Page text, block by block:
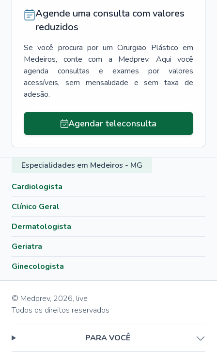
Agende uma consulta com valores
reduzidos
Se você procura por um Cirurgião Plástico em
Medeiros, conte com a Medprev. Aqui você
agenda consultas e exames por valores
acessíveis, sem mensalidade e sem taxa de
adesão.
Agendar teleconsulta
Especialidades em Medeiros - MG
Cardiologista
Clínico Geral
Dermatologista
Geriatra
Ginecologista
© Medprev, 2026, live
Todos os direitos reservados
PARA VOCÊ